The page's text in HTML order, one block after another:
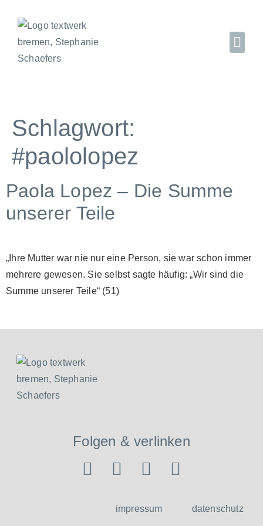
Schlagwort:
#paololopez
Paola Lopez – Die Summe
unserer Teile
„Ihre Mutter war nie nur eine Person, sie war schon immer
mehrere gewesen. Sie selbst sagte häufig: „Wir sind die
Summe unserer Teile“ (51)
Folgen & verlinken
impressum datenschutz